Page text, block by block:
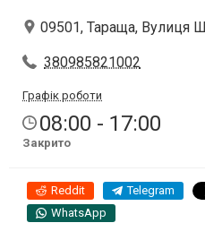
09501, Тараща, Вулиця
380985821002
Графік роботи
08:00 - 17:00
Закрито
Reddit Telegram
WhatsApp